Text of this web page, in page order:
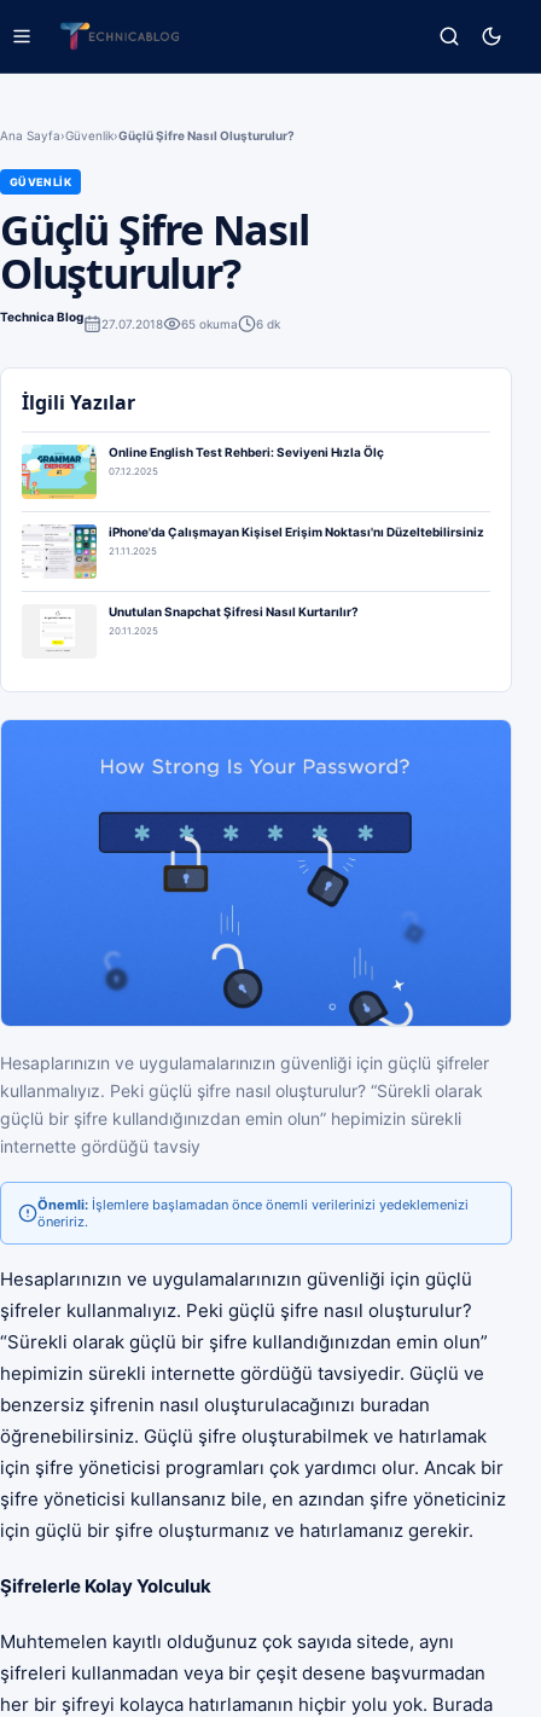
Ana Sayfa›Güvenlik›Güçlü Şifre Nasıl Oluşturulur?
GÜVENLIK
Güçlü Şifre Nasıl
Oluşturulur?
Technica Blog 27.07.2018 65 okuma 6 dk
Hesaplarınızın ve uygulamalarınızın güvenliği için güçlü şifreler
kullanmalıyız. Peki güçlü şifre nasıl oluşturulur? “Sürekli olarak
güçlü bir şifre kullandığınızdan emin olun” hepimizin sürekli
internette gördüğü tavsiy
Önemli: İşlemlere başlamadan önce önemli verilerinizi yedeklemenizi
öneririz.
Hesaplarınızın ve uygulamalarınızın güvenliği için güçlü
şifreler kullanmalıyız. Peki güçlü şifre nasıl oluşturulur?
“Sürekli olarak güçlü bir şifre kullandığınızdan emin olun”
hepimizin sürekli internette gördüğü tavsiyedir. Güçlü ve
benzersiz şifrenin nasıl oluşturulacağınızı buradan
öğrenebilirsiniz. Güçlü şifre oluşturabilmek ve hatırlamak
için şifre yöneticisi programları çok yardımcı olur. Ancak bir
şifre yöneticisi kullansanız bile, en azından şifre yöneticiniz
için güçlü bir şifre oluşturmanız ve hatırlamanız gerekir.
Şifrelerle Kolay Yolculuk
Muhtemelen kayıtlı olduğunuz çok sayıda sitede, aynı
şifreleri kullanmadan veya bir çeşit desene başvurmadan
her bir şifreyi kolayca hatırlamanın hiçbir yolu yok. Burada
İlgili Yazılar
Online English Test Rehberi: Seviyeni Hızla Ölç
07.12.2025
iPhone'da Çalışmayan Kişisel Erişim Noktası'nı Düzeltebilirsiniz
21.11.2025
Unutulan Snapchat Şifresi Nasıl Kurtarılır?
20.11.2025